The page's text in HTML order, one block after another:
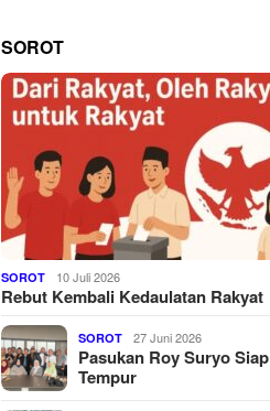
SOROT
SOROT 10 Juli 2026
Rebut Kembali Kedaulatan Rakyat
SOROT 27 Juni 2026
Pasukan Roy Suryo Siap
Tempur